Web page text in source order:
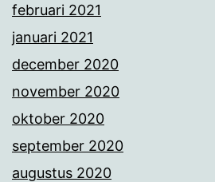
februari 2021
januari 2021
december 2020
november 2020
oktober 2020
september 2020
augustus 2020